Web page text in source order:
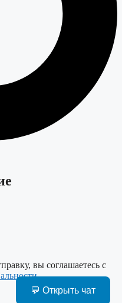
💬 Открыть чат
вы соглашаетесь с
.